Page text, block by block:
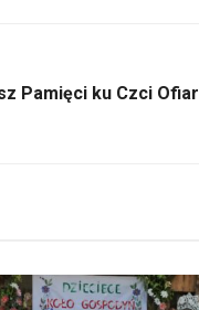
Pamięci ku Czci Ofiar